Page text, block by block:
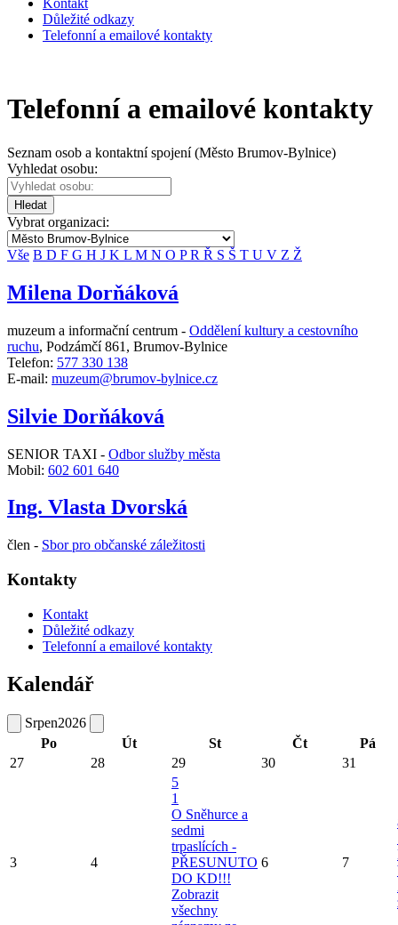
Kontakt
Důležité odkazy
Telefonní a emailové kontakty
Telefonní a emailové kontakty
Seznam osob a kontaktní spojení (Město Brumov-Bylnice)
Vyhledat osobu:
Hledat
Vybrat organizaci:
Vše B D F G H J K L M N O PR Ř S Š T U V Z Ž
Milena Dorňáková
muzeum a informační centrum - Oddělení kultury a cestovního
ruchu, Podzámčí 861, Brumov-Bylnice
Telefon: 577 330 138
E-mail: muzeum@brumov-bylnice.cz
Silvie Dorňáková
SENIOR TAXI - Odbor služby města
Mobil: 602 601 640
Ing. Vlasta Dvorská
člen - Sbor pro občanské záležitosti
Kontakty
Kontakt
Důležité odkazy
Telefonní a emailové kontakty
Kalendář
Srpen2026
Po
Út St Čt
Pá
27
28 29 30 31
3 4
5
1
O Sněhurce a
sedmi
trpaslících -
PŘESUNUTO
DO KD!!!
Zobrazit
všechny
6 7